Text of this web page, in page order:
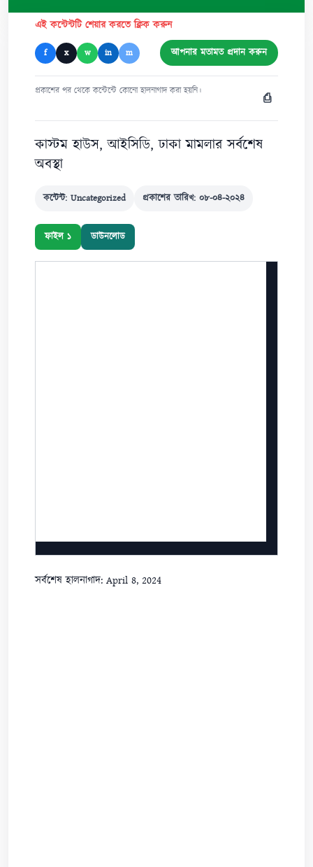
এই কন্টেন্টটি শেয়ার করতে ক্লিক করুন
f x w in m আপনার মতামত প্রদান করুন
প্রকাশের পর থেকে কন্টেন্টে কোনো হালনাগাদ করা হয়নি। ⎙
কাস্টম হাউস, আইসিডি, ঢাকা মামলার সর্বশেষ
অবস্থা
কন্টেন্ট: Uncategorized প্রকাশের তারিখ: ০৮-০৪-২০২৪
ফাইল ১ ডাউনলোড
সর্বশেষ হালনাগাদ: April 8, 2024